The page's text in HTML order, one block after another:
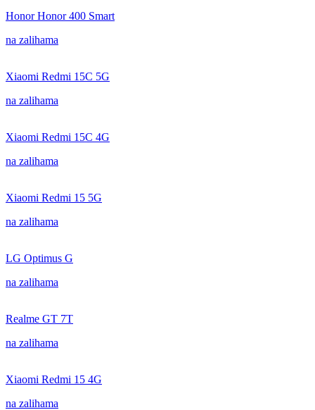
Honor Honor 400 Smart
na zalihama
Xiaomi Redmi 15C 5G
na zalihama
Xiaomi Redmi 15C 4G
na zalihama
Xiaomi Redmi 15 5G
na zalihama
LG Optimus G
na zalihama
Realme GT 7T
na zalihama
Xiaomi Redmi 15 4G
na zalihama